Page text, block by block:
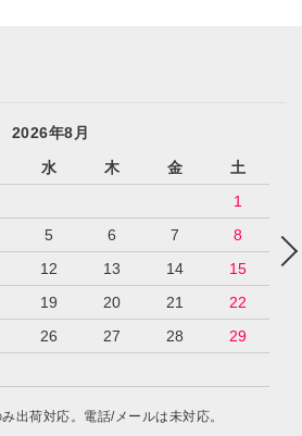
2026年8月
水 木 金
土
1
5 6 7
8
12 13 14
15
19 20 21
22
26 27 28
29
出荷対応。電話/メールは未対応。